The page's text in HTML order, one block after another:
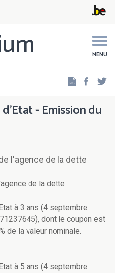
MENU
- Emission du
l'agence de la dette
de la dette
à 3 ans (4 septembre
dont le coupon est
de la valeur nominale.
à 5 ans (4 septembre